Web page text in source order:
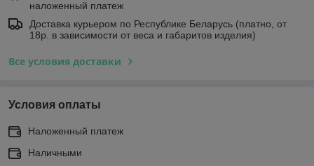
наложенный платеж
Доставка курьером по Республике Беларусь (платно, от
18р. в зависимости от веса и габаритов изделия)
Все условия доставки
Условия оплаты
Наложенный платеж
Наличными